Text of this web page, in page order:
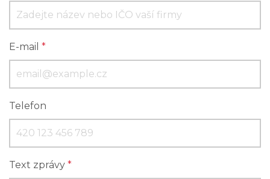
E-mail *
Telefon
Text zprávy *